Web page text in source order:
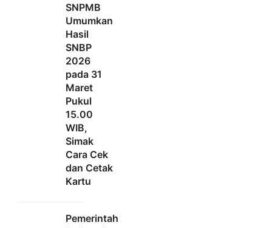
SNPMB
Umumkan
Hasil
SNBP
2026
pada 31
Maret
Pukul
15.00
WIB,
Simak
Cara Cek
dan Cetak
Kartu
Pemerintah